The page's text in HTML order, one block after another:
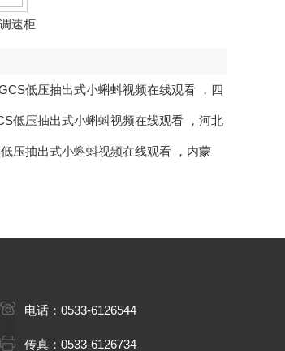
速柜
低压抽出式小蝌蚪视频在线观看 ， 四
低压抽出式小蝌蚪视频在线观看 ， 河北
压抽出式小蝌蚪视频在线观看 ， 内蒙
电话：0533-6126544
传真：0533-6126734